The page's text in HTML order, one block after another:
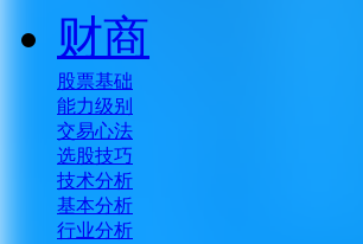
财商
股票基础
能力级别
交易心法
选股技巧
技术分析
基本分析
行业分析